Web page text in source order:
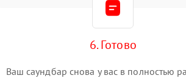
6. Готово
Ваш саундбар снова у вас в полностью